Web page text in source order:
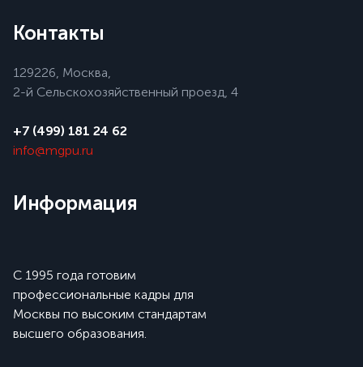
Контакты
129226, Москва,
2-й Сельскохозяйственный проезд, 4
+7 (499) 181 24 62
info@mgpu.ru
Информация
С 1995 года готовим
профессиональные кадры для
Москвы по высоким стандартам
высшего образования.